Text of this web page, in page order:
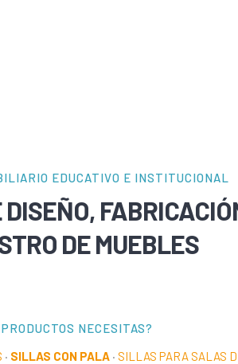
EDUCATIVO E INSTITUCIONAL
DISEÑO,
DE MUEBLES
NECESITAS?
· SILLAS CON PALA· SILLAS PARA SALAS